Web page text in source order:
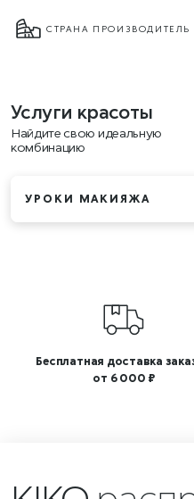
СТРАНА ПРОИЗВОДИТЕЛЬ
Услуги красоты
Найдите свою идеальную
комбинацию
УРОКИ МАКИЯЖА
Бесплатная доставка
от 6 000 ₽